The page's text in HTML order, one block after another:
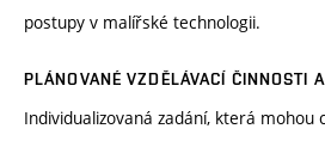
postupy v malířské technologii.
PLÁNOVANÉ VZDĚLÁVACÍ ČINNOSTI
Individualizovaná zadání, která mohou